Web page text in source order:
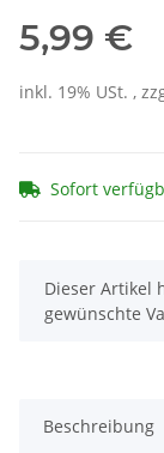
5,99 €
inkl. 19% USt. ,
Sofort
x
Dieser Artikel
gewünschte
Beschreibung